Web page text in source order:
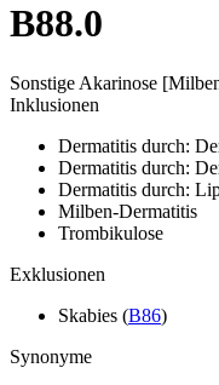
B88.0
Sonstige Akarinose
Inklusionen
Dermatitis durch:
Dermatitis durch:
Dermatitis durch:
Milben-Dermatitis
Trombikulose
Exklusionen
Skabies (B86)
Synonyme